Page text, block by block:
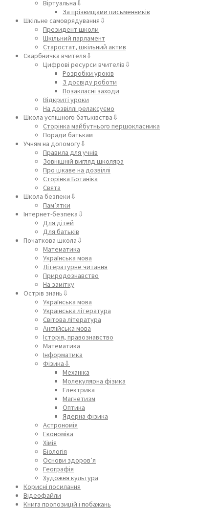
Віртуальна⇩
За прізвищами письменників
Шкільне самоврядування⇩
Президент школи
Шкільний парламент
Старостат, шкільний актив
Скарбничка вчителя⇩
Цифрові ресурси вчителів⇩
Розробки уроків
З досвіду роботи
Позакласні заходи
Відкриті уроки
На дозвіллі релаксуємо
Школа успішного батьківства⇩
Сторінка майбутнього першокласника
Поради батькам
Учням на допомогу⇩
Правила для учнів
Зовнішній вигляд школяра
Про цікаве на дозвіллі
Сторінка Ботаніка
Свята
Школа безпеки⇩
Пам’ятки
Інтернет-безпека⇩
Для дітей
Для батьків
Початкова школа⇩
Математика
Українська мова
Літературне читання
Природознавство
На замітку
Острів знань⇩
Українська мова
Українська література
Світова література
Англійська мова
Історія, правознавство
Математика
Інформатика
Фізика⇩
Механіка
Молекулярна фізика
Електрика
Магнетизм
Оптика
Ядерна фізика
Астрономія
Економіка
Хімія
Біологія
Основи здоров’я
Географія
Художня культура
Корисні посилання
Відеофайли
Книга пропозицій і побажань